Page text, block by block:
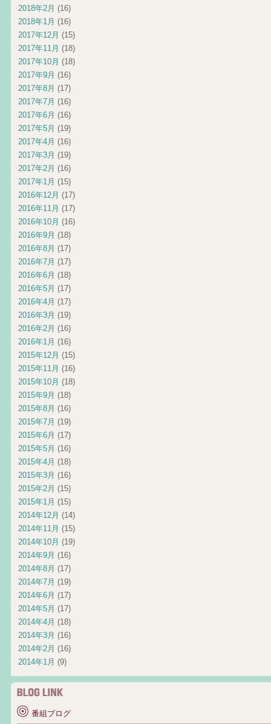
2018年2月 (16)
2018年1月 (16)
2017年12月 (15)
2017年11月 (18)
2017年10月 (18)
2017年9月 (16)
2017年8月 (17)
2017年7月 (16)
2017年6月 (16)
2017年5月 (19)
2017年4月 (16)
2017年3月 (19)
2017年2月 (16)
2017年1月 (15)
2016年12月 (17)
2016年11月 (17)
2016年10月 (16)
2016年9月 (18)
2016年8月 (17)
2016年7月 (17)
2016年6月 (18)
2016年5月 (17)
2016年4月 (17)
2016年3月 (19)
2016年2月 (16)
2016年1月 (16)
2015年12月 (15)
2015年11月 (16)
2015年10月 (18)
2015年9月 (18)
2015年8月 (16)
2015年7月 (19)
2015年6月 (17)
2015年5月 (16)
2015年4月 (18)
2015年3月 (16)
2015年2月 (15)
2015年1月 (15)
2014年12月 (14)
2014年11月 (15)
2014年10月 (19)
2014年9月 (16)
2014年8月 (17)
2014年7月 (19)
2014年6月 (17)
2014年5月 (17)
2014年4月 (18)
2014年3月 (16)
2014年2月 (16)
2014年1月 (9)
番組ブログ